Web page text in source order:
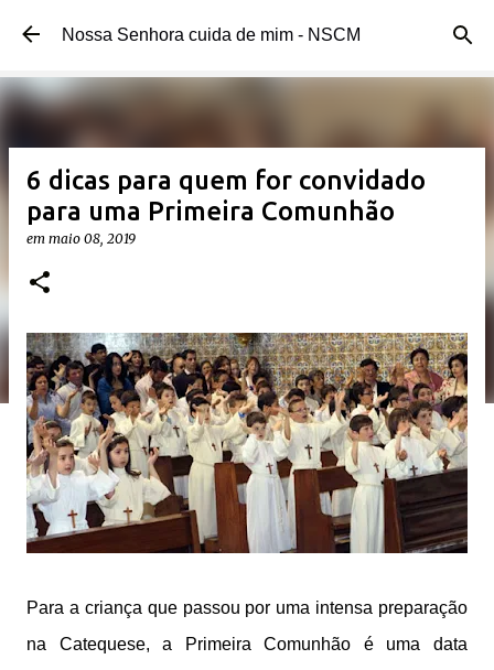
Pular para o conteúdo principal
Nossa Senhora cuida de mim - NSCM
6 dicas para quem for convidado
para uma Primeira Comunhão
em maio 08, 2019
Para a criança que passou por uma intensa preparação
na Catequese, a Primeira Comunhão é uma data